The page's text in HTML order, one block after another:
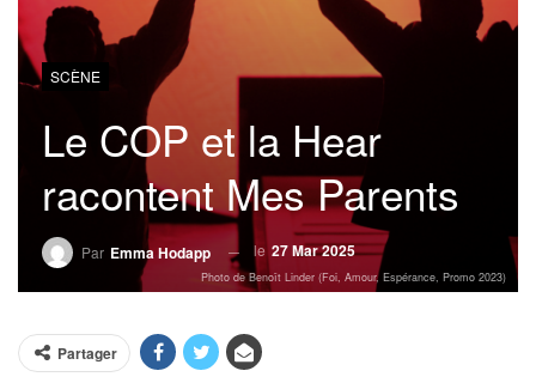
SCÈNE
Le COP et la Hear
racontent Mes Parents
Par Emma Hodapp le 27 Mar 2025
Photo de Benoît Linder (Foi, Amour, Espérance, Promo 2023)
Partager